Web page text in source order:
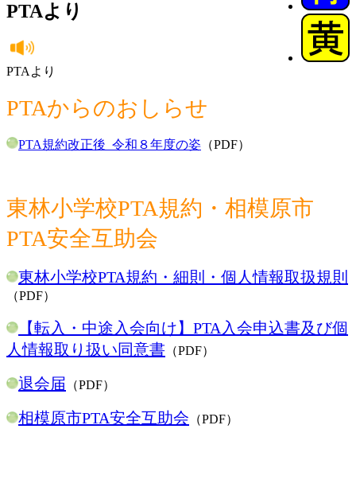
PTAより
PTAより
PTAからのおしらせ
PTA規約改正後_令和８年度の姿 （PDF）
東林小学校PTA規約・相模原市
PTA安全互助会
東林小学校PTA規約・細則・個人情報取扱規則
（PDF）
【転入・中途入会向け】PTA入会申込書及び個
人情報取り扱い同意書 （PDF）
退会届 （PDF）
相模原市PTA安全互助会 （PDF）